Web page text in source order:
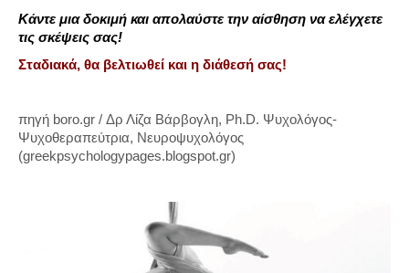
Κάντε μια δοκιμή και απολαύστε την αίσθηση να ελέγχετε
τις σκέψεις σας!
Σταδιακά, θα βελτιωθεί και η διάθεσή σας!
πηγή boro.gr / Δρ Λίζα Βάρβογλη, Ph.D. Ψυχολόγος-
Ψυχοθεραπεύτρια, Νευροψυχολόγος
(greekpsychologypages.blogspot.gr)